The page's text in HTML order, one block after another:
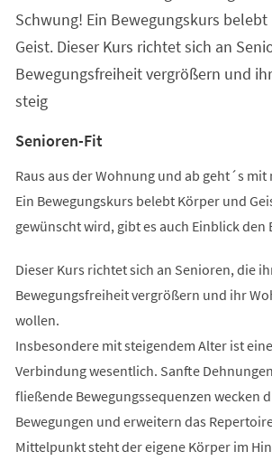
Schwung! Ein Bewegungskurs
Geist. Dieser Kurs richtet sich an
Bewegungsfreiheit vergrößern und
steig
Senioren-Fit
Raus aus der Wohnung und ab geht´s mit
Ein Bewegungskurs belebt Körper und
gewünscht wird, gibt es auch Einblick den
Dieser Kurs richtet sich an Senioren, die
Bewegungsfreiheit vergrößern und ihr
wollen.
Insbesondere mit steigendem Alter ist
Verbindung wesentlich. Sanfte
fließende Bewegungssequenzen wecken
Bewegungen und erweitern das
Mittelpunkt steht der eigene Körper im